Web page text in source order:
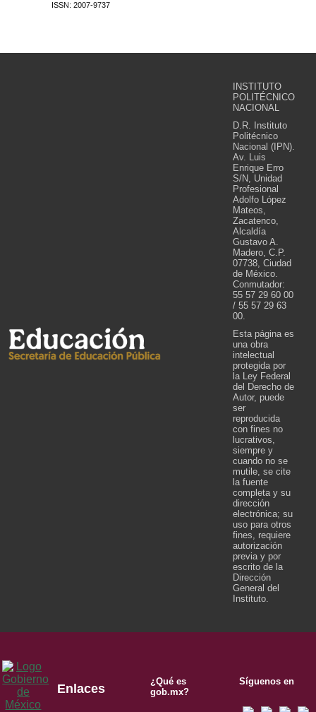
ISSN: 2007-9737
INSTITUTO
POLITÉCNICO
NACIONAL
D.R. Instituto
Politécnico
Nacional (IPN).
Av. Luis
Enrique Erro
S/N, Unidad
Profesional
Adolfo López
Mateos,
Zacatenco,
Alcaldía
Gustavo A.
Madero, C.P.
07738, Ciudad
de México.
Conmutador:
55 57 29 60 00
/ 55 57 29 63
00.
Esta página es
una obra
intelectual
protegida por
la Ley Federal
del Derecho de
Autor, puede
ser
reproducida
con fines no
lucrativos,
siempre y
cuando no se
mutile, se cite
la fuente
completa y su
dirección
electrónica; su
uso para otros
fines, requiere
autorización
previa y por
escrito de la
Dirección
General del
Instituto.
Enlaces
¿Qué es
gob.mx?
Síguenos en